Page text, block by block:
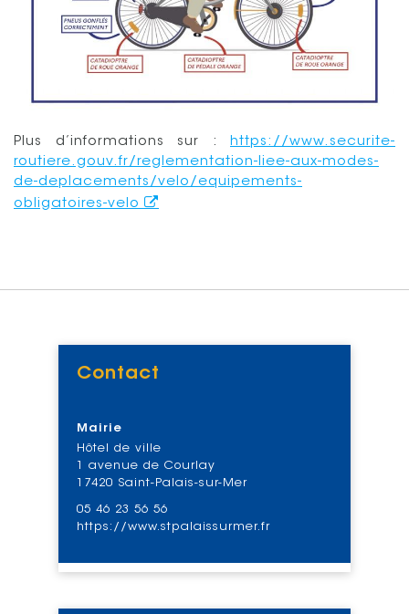
Plus d’informations sur : https://www.securite-
routiere.gouv.fr/reglementation-liee-aux-modes-
de-deplacements/velo/equipements-
obligatoires-velo
Contact
Mairie
Hôtel de ville
1 avenue de Courlay
17420 Saint-Palais-sur-Mer
05 46 23 56 56
https://www.stpalaissurmer.fr